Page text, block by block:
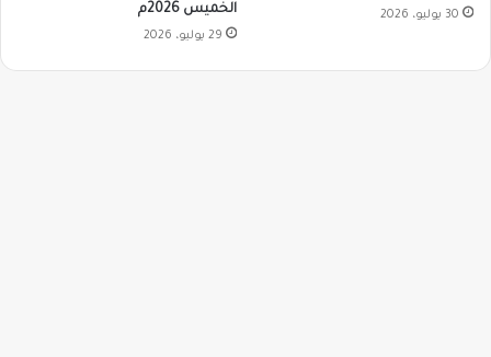
30 يوليو، 2026
الخميس 2026م
29 يوليو، 2026